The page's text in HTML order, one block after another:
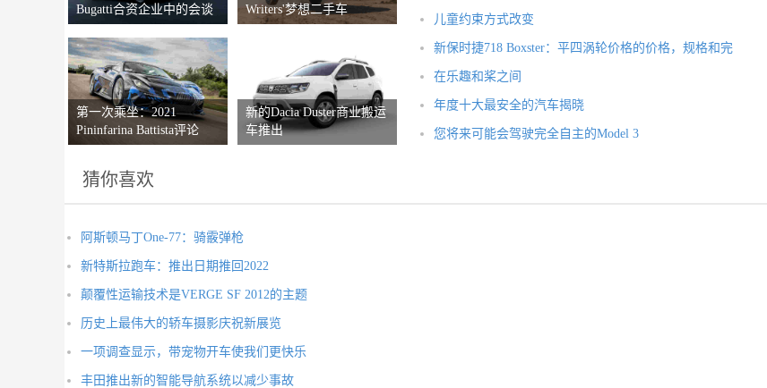
Bugatti合资企业中的会谈
Writers'梦想二手车
第一次乘坐：2021
Pininfarina Battista评论
新的Dacia Duster商业搬运
车推出
儿童约束方式改变
新保时捷718 Boxster：平四涡轮价格的价格，规格和完
在乐趣和桨之间
年度十大最安全的汽车揭晓
您将来可能会驾驶完全自主的Model 3
猜你喜欢
阿斯顿马丁One-77：骑霰弹枪
新特斯拉跑车：推出日期推回2022
颠覆性运输技术是VERGE SF 2012的主题
历史上最伟大的轿车摄影庆祝新展览
一项调查显示，带宠物开车使我们更快乐
丰田推出新的智能导航系统以减少事故